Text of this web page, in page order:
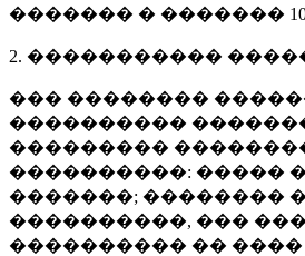
������� � �������
2. �����������
��� ��������
����������
���������
����������: �����
�������; ��������
����������, ���
���������� �� ����